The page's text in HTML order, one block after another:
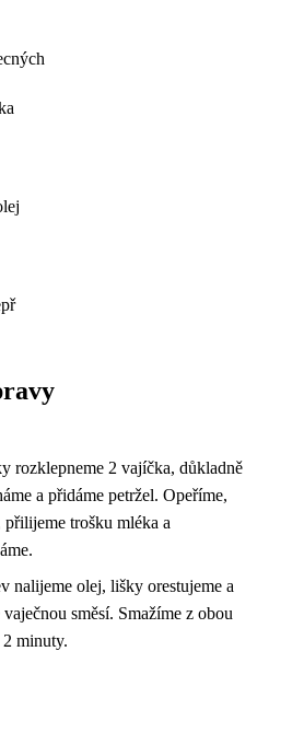
rozklepneme 2 vajíčka, důkladně
a přidáme petržel. Opeříme,
přilijeme trošku mléka a
nalijeme olej, lišky orestujeme a
směsí. Smažíme z obou
2 minuty.